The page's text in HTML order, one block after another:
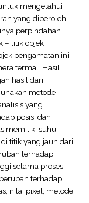
mengetahui
yang diperoleh
perpindahan
– titik objek
pengamatan ini
termal. Hasil
hasil dari
metode
yang
posisi dan
memiliki suhu
titik yang jauh dari
terhadap
selama proses
terhadap
nilai pixel, metode